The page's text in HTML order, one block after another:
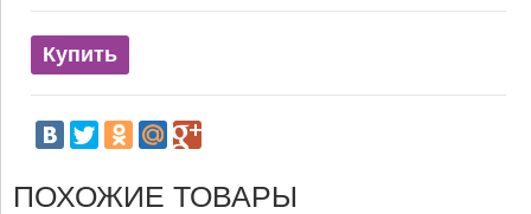
Купить
ПОХОЖИЕ ТОВАРЫ